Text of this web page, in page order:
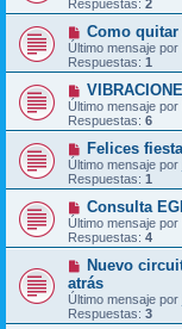
Respuestas: 2
Como
Último mensaje por
Respuestas: 1
Último mensaje por
Respuestas: 6
Felices
Último mensaje por
Respuestas: 1
Consulta
Último mensaje por
Respuestas: 4
Nuevo
atrás
Último mensaje por
Respuestas: 3